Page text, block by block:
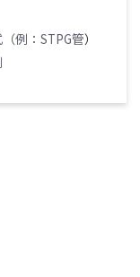
例：STPG管）